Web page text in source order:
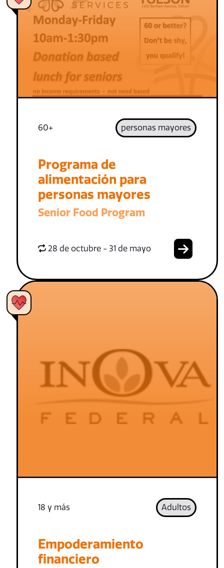
60+ personas mayores
Programa de
alimentación para
personas mayores
Senior Food Program
28 de octubre - 31 de mayo
18 y más Adultos
Empoderamiento
financiero